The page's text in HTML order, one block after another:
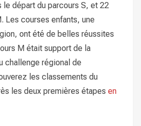
le départ du parcours S, et 22
Les courses enfants, une
ont été de belles réussites
M était support de la
challenge régional de
les classements du
les deux premières étapes en